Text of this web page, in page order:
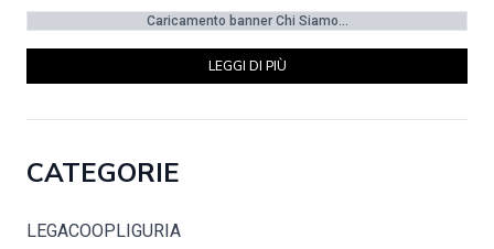
Caricamento banner Chi Siamo...
LEGGI DI PIÙ
CATEGORIE
LEGACOOPLIGURIA